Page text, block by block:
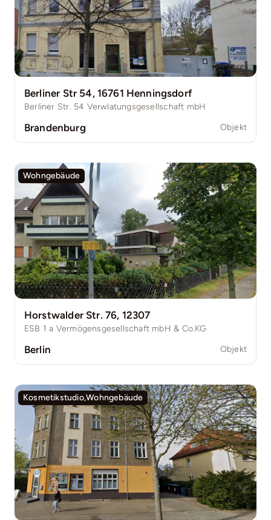
Berliner Str 54, 16761 Henningsdorf
Berliner Str. 54 Verwlatungsgesellschaft mbH
Brandenburg Objekt
Wohngebäude
Horstwalder Str. 76, 12307
ESB 1 a Vermögensgesellschaft mbH & Co.KG
Berlin Objekt
Kosmetikstudio,Wohngebäude